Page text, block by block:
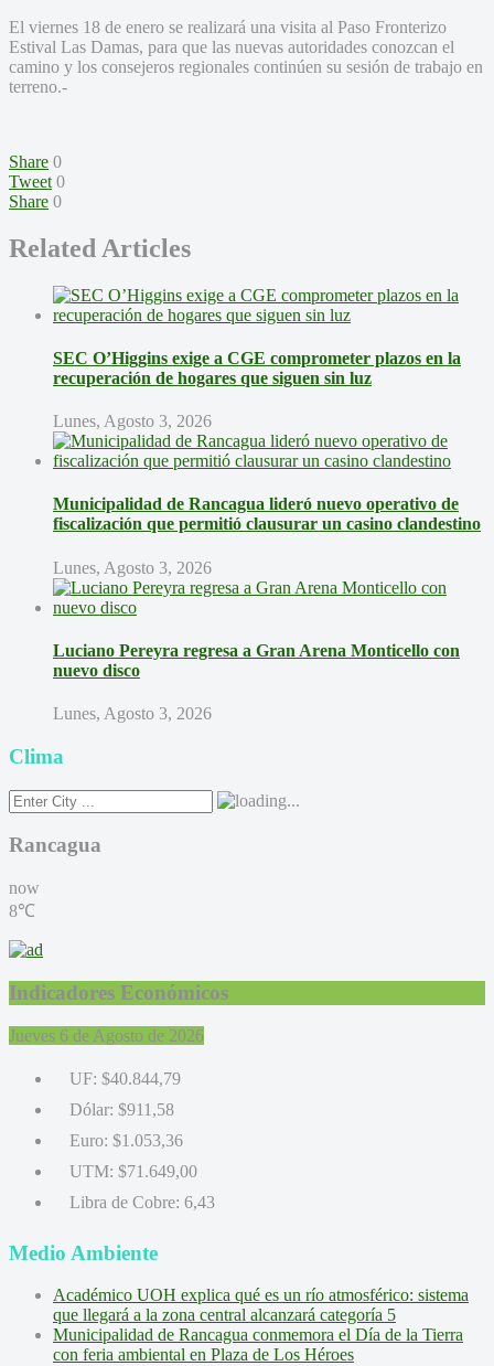
El viernes 18 de enero se realizará una visita al Paso Fronterizo
Estival Las Damas, para que las nuevas autoridades conozcan el
camino y los consejeros regionales continúen su sesión de trabajo en
terreno.-
Share 0
Tweet 0
Share 0
Related Articles
SEC O’Higgins exige a CGE comprometer plazos en la
recuperación de hogares que siguen sin luz
Lunes, Agosto 3, 2026
Municipalidad de Rancagua lideró nuevo operativo de
fiscalización que permitió clausurar un casino clandestino
Lunes, Agosto 3, 2026
Luciano Pereyra regresa a Gran Arena Monticello con
nuevo disco
Lunes, Agosto 3, 2026
Clima
Rancagua
now
8℃
Indicadores Económicos
Jueves 6 de Agosto de 2026
UF: $40.844,79
Dólar: $911,58
Euro: $1.053,36
UTM: $71.649,00
Libra de Cobre: 6,43
Medio Ambiente
Académico UOH explica qué es un río atmosférico: sistema
que llegará a la zona central alcanzará categoría 5
Municipalidad de Rancagua conmemora el Día de la Tierra
con feria ambiental en Plaza de Los Héroes